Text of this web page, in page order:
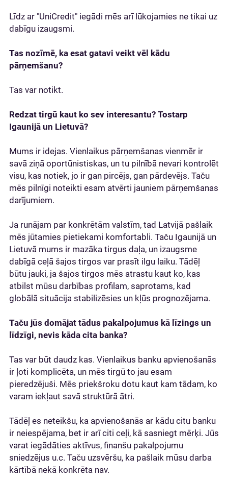
Līdz ar "UniCredit" iegādi mēs arī lūkojamies ne tikai uz
dabīgu izaugsmi.
Tas nozīmē, ka esat gatavi veikt vēl kādu
pārņemšanu?
Tas var notikt.
Redzat tirgū kaut ko sev interesantu? Tostarp
Igaunijā un Lietuvā?
Mums ir idejas. Vienlaikus pārņemšanas vienmēr ir
savā ziņā oportūnistiskas, un tu pilnībā nevari kontrolēt
visu, kas notiek, jo ir gan pircējs, gan pārdevējs. Taču
mēs pilnīgi noteikti esam atvērti jauniem pārņemšanas
darījumiem.
Ja runājam par konkrētām valstīm, tad Latvijā pašlaik
mēs jūtamies pietiekami komfortabli. Taču Igaunijā un
Lietuvā mums ir mazāka tirgus daļa, un izaugsme
dabīgā ceļā šajos tirgos var prasīt ilgu laiku. Tādēļ
būtu jauki, ja šajos tirgos mēs atrastu kaut ko, kas
atbilst mūsu darbības profilam, saprotams, kad
globālā situācija stabilizēsies un kļūs prognozējama.
Taču jūs domājat tādus pakalpojumus kā līzings un
līdzīgi, nevis kāda cita banka?
Tas var būt daudz kas. Vienlaikus banku apvienošanās
ir ļoti komplicēta, un mēs tirgū to jau esam
pieredzējuši. Mēs priekšroku dotu kaut kam tādam, ko
varam iekļaut savā struktūrā ātri.
Tādēļ es neteikšu, ka apvienošanās ar kādu citu banku
ir neiespējama, bet ir arī citi ceļi, kā sasniegt mērķi. Jūs
varat iegādāties aktīvus, finanšu pakalpojumu
sniedzējus u.c. Taču uzsvēršu, ka pašlaik mūsu darba
kārtībā nekā konkrēta nav.